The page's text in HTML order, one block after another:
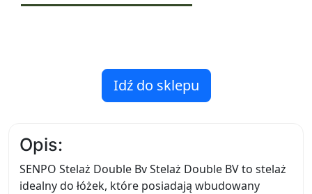
Idź do sklepu
Opis:
SENPO Stelaż Double Bv Stelaż Double BV to stelaż
idealny do łóżek, które posiadają wbudowany